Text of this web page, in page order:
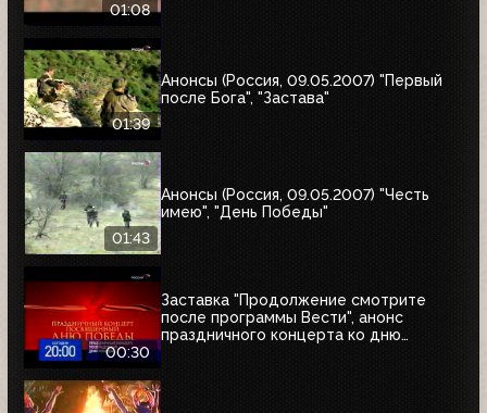
01:08
01:39
Анонсы (Россия, 09.05.2007) "Первый
после Бога", "Застава"
01:43
Анонсы (Россия, 09.05.2007) "Честь
имею", "День Победы"
00:30
Заставка "Продолжение смотрите
после программы Вести", анонс
праздничного концерта ко дню